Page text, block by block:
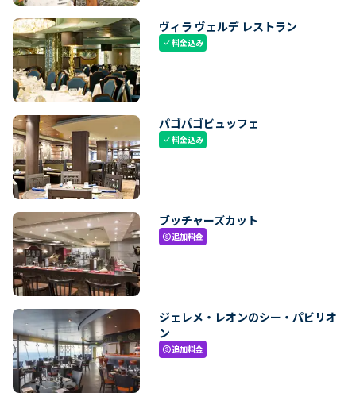
ヴィラ ヴェルデ レストラン
check料金込み
パゴパゴビュッフェ
check料金込み
ブッチャーズカット
paid追加料金
ジェレメ・レオンのシー・パビリオ
ン
paid追加料金